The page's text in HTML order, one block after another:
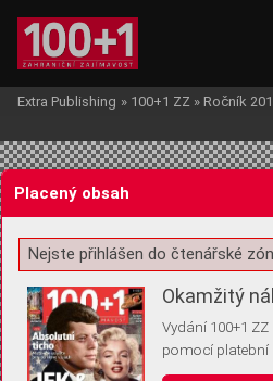
Žádost o souhlas s ukládáním
Extra Publishing » 100+1 ZZ » Ročník
Placený obsah
Nejste přihlášen do čtenářské
Okamžitý
Vydání 100+1
pomocí platební